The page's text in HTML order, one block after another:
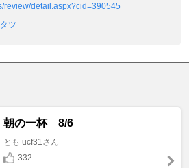
review/detail.aspx?cid=390545
ツ
朝の一杯 8/6
とも ucf31さん
332